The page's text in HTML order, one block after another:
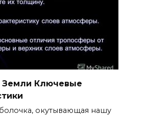
Земли Ключевые
окутывающая нашу